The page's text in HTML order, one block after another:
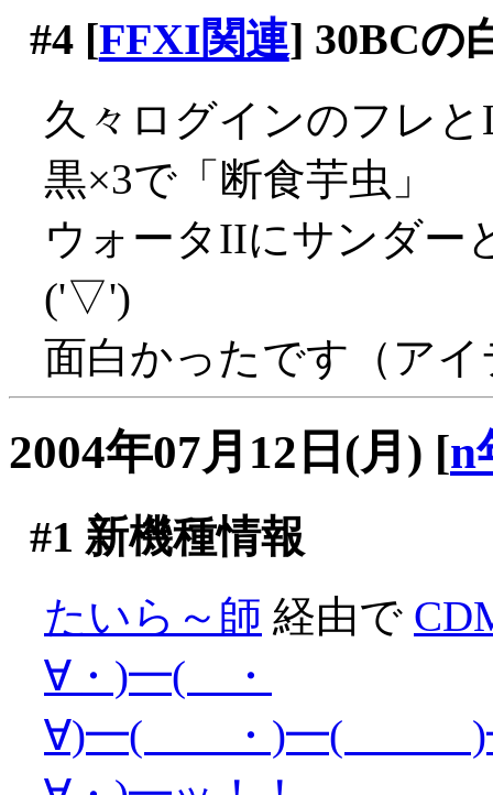
#4[FFXI関連] 30BCの
久々ログインのフレ
黒×3で「断食芋虫」
ウォータIIにサンダー
('▽')
面白かったです（ア
2004年07月12日(月) [n
#1 新機種情報
たいら～師 経由で
∀・)━( ・
∀)━( ・)━(